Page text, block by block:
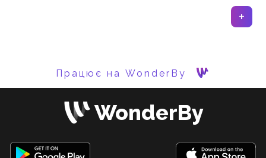
+
Працює на WonderBy
WonderBy